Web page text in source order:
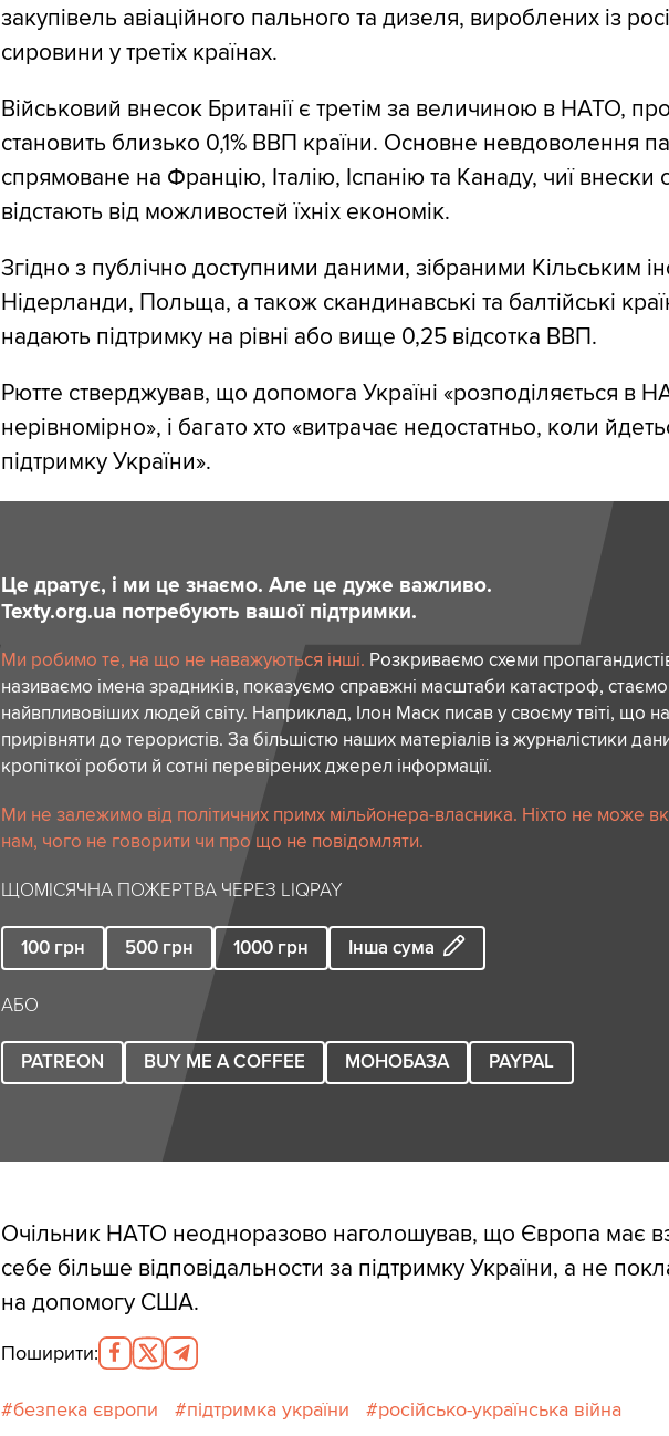
закупівель авіаційного пального та дизеля, вироблених із
сировини у третіх країнах.
Військовий внесок Британії є третім за величиною в НАТО,
становить близько 0,1% ВВП країни. Основне невдоволення
спрямоване на Францію, Італію, Іспанію та Канаду, чиї внески
відстають від можливостей їхніх економік.
Згідно з публічно доступними даними, зібраними Кільським
Нідерланди, Польща, а також скандинавські та балтійські
надають підтримку на рівні або вище 0,25 відсотка ВВП.
Рютте стверджував, що допомога Україні «розподіляється в
нерівномірно», і багато хто «витрачає недостатньо, коли
підтримку України».
Це дратує, і ми це знаємо. Але це дуже важливо.
Texty.org.ua потребують вашої підтримки.
Ми робимо те, на що не наважуються інші. Розкриваємо схеми
називаємо імена зрадників, показуємо справжні масштаби катастроф,
найвпливовіших людей світу. Наприклад, Ілон Маск писав у своєму твіті, що
прирівняти до терористів. За більшістю наших матеріалів із журналістики
кропіткої роботи й сотні перевірених джерел інформації.
Ми не залежимо від політичних примх мільйонера-власника. Ніхто не може
нам, чого не говорити чи про що не повідомляти.
ЩОМІСЯЧНА ПОЖЕРТВА ЧЕРЕЗ LIQPAY
100 грн 500 грн 1000 грн Інша сума
АБО
PATREON BUY ME A COFFEE МОНОБАЗА PAYPAL
Очільник НАТО неодноразово наголошував, що Європа має
себе більше відповідальности за підтримку України, а не
на допомогу США.
Поширити:
безпека європи підтримка україни
російсько-українська війна